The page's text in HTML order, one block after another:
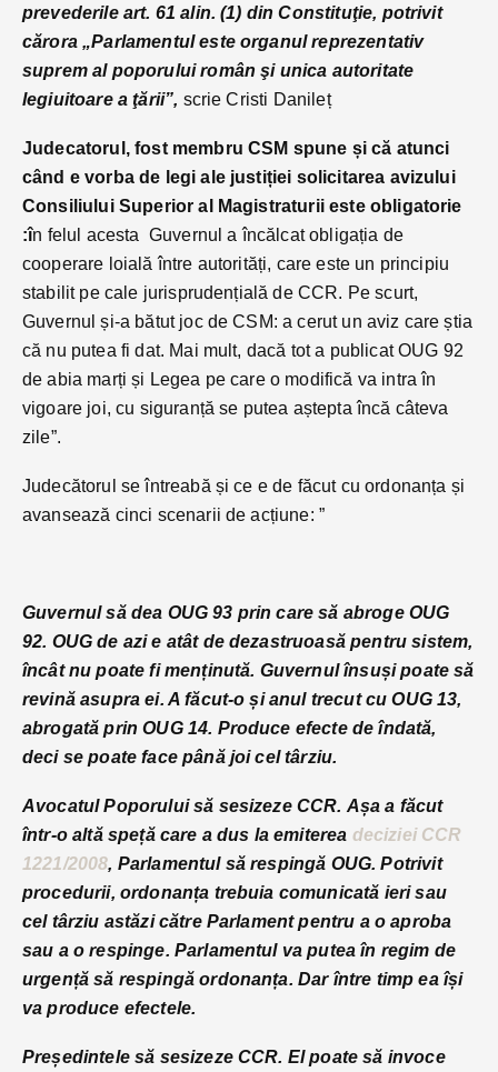
prevederile art. 61 alin. (1) din Constituţie, potrivit
cărora „Parlamentul este organul reprezentativ
suprem al poporului român şi unica autoritate
legiuitoare a ţării”, scrie Cristi Danileț
Judecatorul, fost membru CSM spune și că atunci
când e vorba de legi ale justiției solicitarea avizului
Consiliului Superior al Magistraturii este obligatorie
:în felul acesta Guvernul a încălcat obligația de
cooperare loială între autorități, care este un principiu
stabilit pe cale jurisprudențială de CCR. Pe scurt,
Guvernul și-a bătut joc de CSM: a cerut un aviz care știa
că nu putea fi dat. Mai mult, dacă tot a publicat OUG 92
de abia marți și Legea pe care o modifică va intra în
vigoare joi, cu siguranță se putea aștepta încă câteva
zile”.
Judecătorul se întreabă și ce e de făcut cu ordonanța și
avansează cinci scenarii de acțiune: ”
Guvernul să dea OUG 93 prin care să abroge OUG
92. OUG de azi e atât de dezastruoasă pentru sistem,
încât nu poate fi menținută. Guvernul însuși poate să
revină asupra ei. A făcut-o și anul trecut cu OUG 13,
abrogată prin OUG 14. Produce efecte de îndată,
deci se poate face până joi cel târziu.
Avocatul Poporului să sesizeze CCR. Așa a făcut
într-o altă speță care a dus la emiterea deciziei CCR
1221/2008, Parlamentul să respingă OUG. Potrivit
procedurii, ordonanța trebuia comunicată ieri sau
cel târziu astăzi către Parlament pentru a o aproba
sau a o respinge. Parlamentul va putea în regim de
urgență să respingă ordonanța. Dar între timp ea își
va produce efectele.
Președintele să sesizeze CCR. El poate să invoce